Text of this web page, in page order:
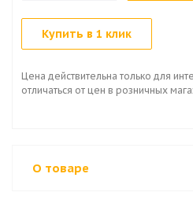
Купить в 1 клик
Цена действительна только для
отличаться от цен в розничных
О товаре